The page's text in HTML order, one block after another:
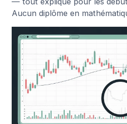
Aucun diplôme en